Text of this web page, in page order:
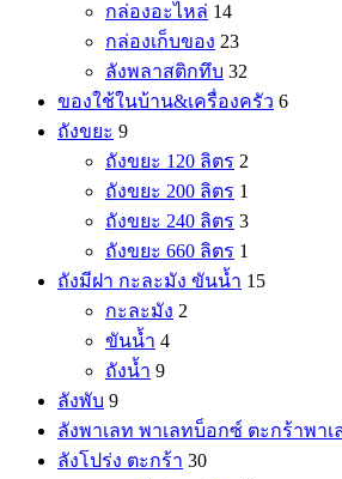
กล่องอะไหล่ 14
กล่องเก็บของ 23
ลังพลาสติกทึบ 32
ของใช้ในบ้าน&เครื่องครัว 6
ถังขยะ 9
ถังขยะ 120 ลิตร 2
ถังขยะ 200 ลิตร 1
ถังขยะ 240 ลิตร 3
ถังขยะ 660 ลิตร 1
ถังมีฝา กะละมัง ขันน้ำ 15
กะละมัง 2
ขันน้ำ 4
ถังน้ำ 9
ลังพับ 9
ลังพาเลท พาเลทบ็อกซ์ ตะกร้าพาเ
ลังโปร่ง ตะกร้า 30